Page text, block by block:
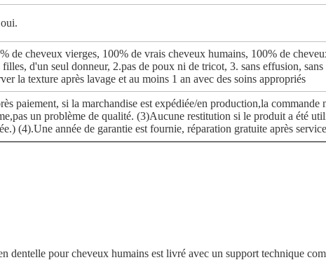
de cheveux vierges, 100% de vrais cheveux humains, 100% de
filles, d'un seul donneur, 2.pas de poux ni de tricot, 3. sans effusion,
la texture après lavage et au moins 1 an avec des soins appropriés
paiement, si la marchandise est expédiée/en production,la
un problème de qualité. (3)Aucune restitution si le produit a été
(4).Une année de garantie est fournie, réparation gratuite après
dentelle pour cheveux humains est livré avec un support technique